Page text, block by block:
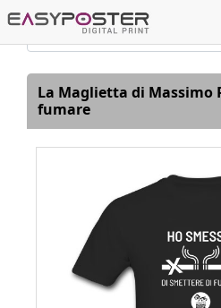
La Maglietta di Massimo
fumare